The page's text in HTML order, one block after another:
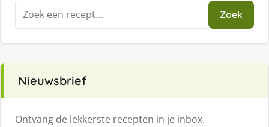
Zoeken
naar:
Zoek
Nieuwsbrief
Ontvang de lekkerste recepten in je inbox.